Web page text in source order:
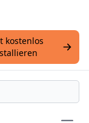
kostenlos